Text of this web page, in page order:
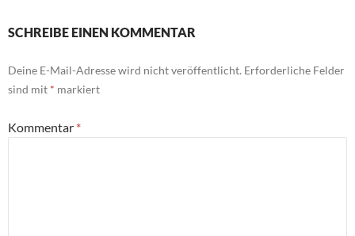
SCHREIBE EINEN KOMMENTAR
Deine E-Mail-Adresse wird nicht veröffentlicht. Erforderliche Felder
sind mit * markiert
Kommentar *